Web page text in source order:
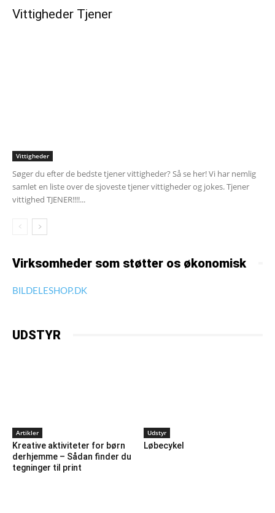
Vittigheder Tjener
Vittigheder
Søger du efter de bedste tjener vittigheder? Så se her! Vi har nemlig
samlet en liste over de sjoveste tjener vittigheder og jokes. Tjener
vittighed TJENER!!!!...
Virksomheder som støtter os økonomisk
BILDELESHOP.DK
UDSTYR
Artikler
Kreative aktiviteter for børn
derhjemme – Sådan finder du
tegninger til print
Udstyr
Løbecykel